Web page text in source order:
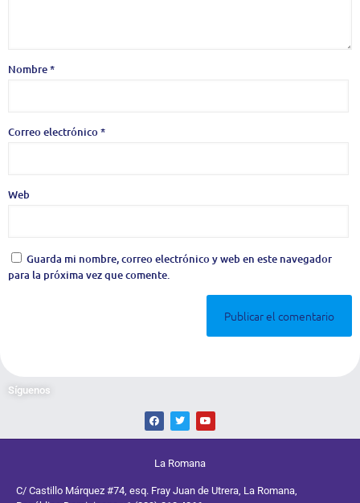
Nombre*
Correo electrónico*
Web
Guarda mi nombre, correo electrónico y web en este navegador
para la próxima vez que comente.
Síguenos
La Romana
C/ Castillo Márquez #74, esq. Fray Juan de Utrera, La Romana,